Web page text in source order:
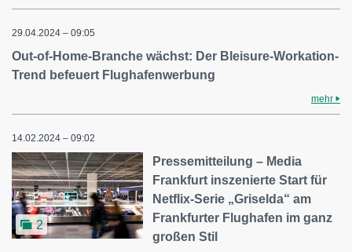
29.04.2024 – 09:05
Out-of-Home-Branche wächst: Der Bleisure-Workation-
Trend befeuert Flughafenwerbung
mehr
14.02.2024 – 09:02
2
Pressemitteilung – Media
Frankfurt inszenierte Start für
Netflix-Serie „Griselda“ am
Frankfurter Flughafen im ganz
großen Stil